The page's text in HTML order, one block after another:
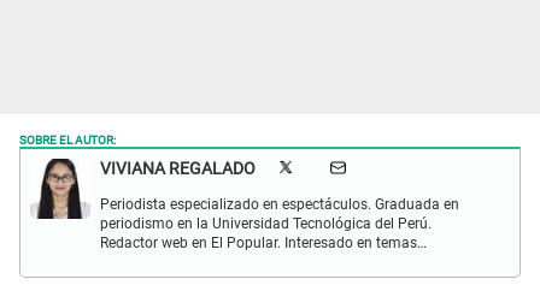
SOBRE EL AUTOR:
VIVIANA REGALADO
Periodista especializado en espectáculos. Graduada en
periodismo en la Universidad Tecnológica del Perú.
Redactor web en El Popular. Interesado en temas
y crónicas.